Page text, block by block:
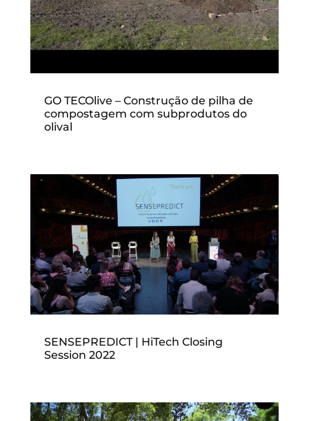
GO TECOlive – Construção de pilha de
compostagem com subprodutos do
olival
SENSEPREDICT | HiTech Closing
Session 2022